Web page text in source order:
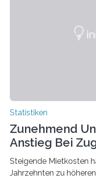
Statistiken
Zunehmend
Anstieg Bei
Steigende Mietkosten
Jahrzehnten zu